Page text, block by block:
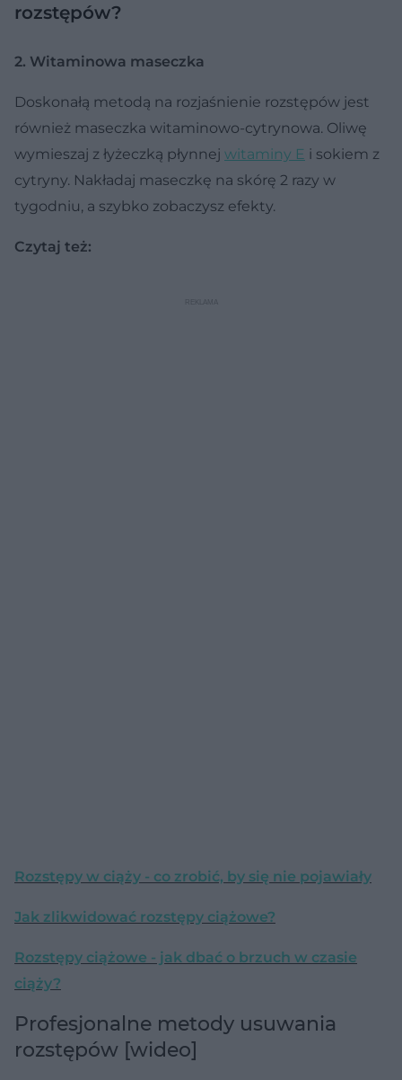
rozstępów?
2. Witaminowa maseczka
Doskonałą metodą na rozjaśnienie rozstępów jest
również maseczka witaminowo-cytrynowa. Oliwę
wymieszaj z łyżeczką płynnej witaminy E i sokiem z
cytryny. Nakładaj maseczkę na skórę 2 razy w
tygodniu, a szybko zobaczysz efekty.
Czytaj też:
Rozstępy w ciąży - co zrobić, by się nie pojawiały
Jak zlikwidować rozstępy ciążowe?
Rozstępy ciążowe - jak dbać o brzuch w czasie
ciąży?
Profesjonalne metody usuwania
rozstępów [wideo]